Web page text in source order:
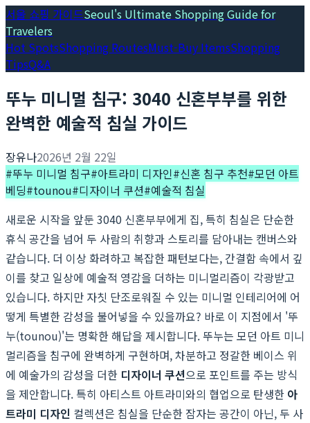
서울 쇼핑 가이드Seoul's Ultimate Shopping Guide for
Travelers
Hot SpotsShopping RoutesMust-Buy ItemsShopping
TipsQ&A
뚜누 미니멀 침구: 3040 신혼부부를 위한
완벽한 예술적 침실 가이드
장유나2026년 2월 22일
#뚜누 미니멀 침구#아트라미 디자인#신혼 침구 추천#모던 아트
베딩#tounou#디자이너 쿠션#예술적 침실
새로운 시작을 앞둔 3040 신혼부부에게 집, 특히 침실은 단순한
휴식 공간을 넘어 두 사람의 취향과 스토리를 담아내는 캔버스와
같습니다. 더 이상 화려하고 복잡한 패턴보다는, 간결함 속에서 깊
이를 찾고 일상에 예술적 영감을 더하는 미니멀리즘이 각광받고
있습니다. 하지만 자칫 단조로워질 수 있는 미니멀 인테리어에 어
떻게 특별한 감성을 불어넣을 수 있을까요? 바로 이 지점에서 '뚜
누(tounou)'는 명확한 해답을 제시합니다. 뚜누는 모던 아트 미니
멀리즘을 침구에 완벽하게 구현하며, 차분하고 정갈한 베이스 위
에 예술가의 감성을 더한 디자이너 쿠션으로 포인트를 주는 방식
을 제안합니다. 특히 아티스트 아트라미와의 협업으로 탄생한 아
트라미 디자인 컬렉션은 침실을 단순한 잠자는 공간이 아닌, 두 사